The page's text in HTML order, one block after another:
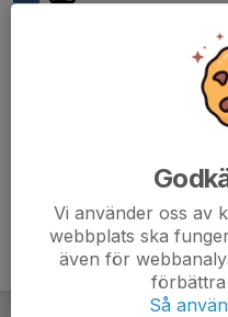
Vi använder oss av
webbplats ska
även för
förbättra
Så